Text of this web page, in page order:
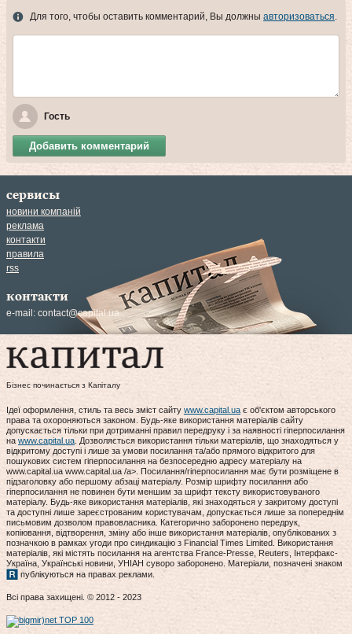
Для того, чтобы оставить комментарий, Вы должны авторизоваться
Гость
Добавить комментарий
сервисы
новини компаній
реклама
контакти
правила
rss
контакти
e-mail: contact@capital.ua
Бізнес починається з Капіталу
Ідеї оформлення, стиль та весь зміст сайту www.capital.ua є об'єктом авторського
права та охороняються законом. Будь-яке використання матеріалів сайту
допускається тільки при дотриманні правил передруку і за наявності гіперпосилання
на www.capital.ua . Дозволяється використання тільки матеріалів, що знаходяться у
відкритому доступі і лише за умови посилання та/або прямого відкритого для
пошукових систем гіперпосилання на безпосередню адресу матеріалу на
www.capital.ua www.capital.ua /a>. Посилання/гіперпосилання має бути розміщене в
підзаголовку або першому абзаці матеріалу. Розмір шрифту посилання або
гіперпосилання не повинен бути меншим за шрифт тексту використовуваного
матеріалу. Будь-яке використання матеріалів, які знаходяться у закритому доступі
та доступні лише зареєстрованим користувачам, допускається лише за попереднім
письмовим дозволом правовласника. Категорично заборонено передрук,
копіювання, відтворення, зміну або інше використання матеріалів, опублікованих з
позначкою в рамках угоди про синдикацію з Financial Times Limited. Використання
матеріалів, які містять посилання на агентства France-Presse, Reuters, Інтерфакс-
Україна, Українські новини, УНІАН суворо заборонено. Матеріали, позначені знаком
публікуються на правах реклами.
Всі права захищені. © 2012 - 2023